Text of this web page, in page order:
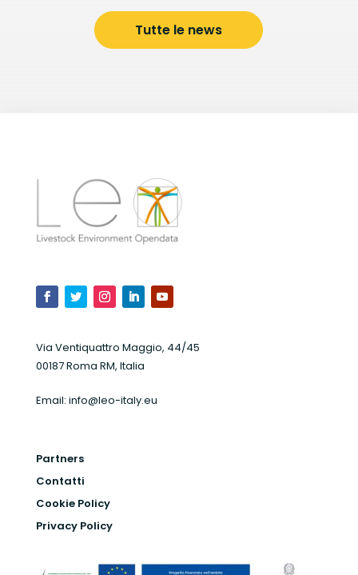
Tutte le news
Via Ventiquattro Maggio, 44/45
00187 Roma RM, Italia
Email: info@leo-italy.eu
Partners
Contatti
Cookie Policy
Privacy Policy